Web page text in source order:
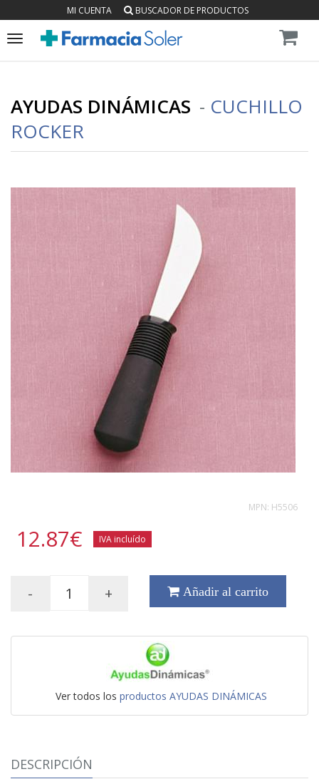
MI CUENTA BUSCADOR DE PRODUCTOS
Toggle
AYUDAS DINÁMICAS - CUCHILLO
ROCKER
MPN: H5506
12.87€ IVA incluído
- + Añadir al carrito
Ver todos los productos AYUDAS DINÁMICAS
DESCRIPCIÓN